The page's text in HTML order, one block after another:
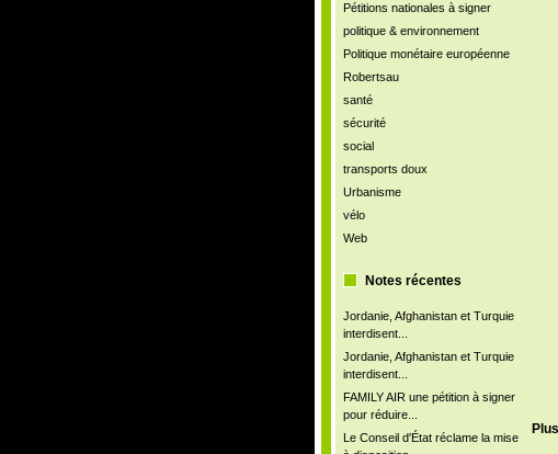
Pétitions nationales à signer
politique & environnement
Politique monétaire européenne
Robertsau
santé
sécurité
social
transports doux
Urbanisme
vélo
Web
Notes récentes
Jordanie, Afghanistan et Turquie
interdisent...
Jordanie, Afghanistan et Turquie
interdisent...
FAMILY AIR une pétition à signer
pour réduire...
Le Conseil d'État réclame la mise